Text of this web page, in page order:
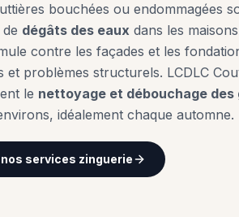
bouchées ou endommagées
dégâts des eaux dans les
contre les façades et les
et problèmes structurels. LCDLC
le nettoyage et débouchage
idéalement chaque automne.
services zinguerie